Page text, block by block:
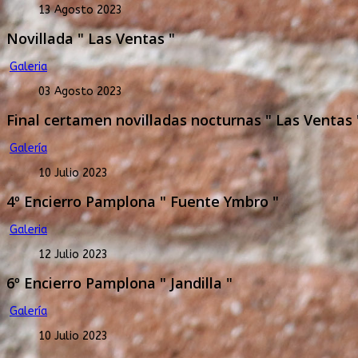
13 Agosto 2023
Novillada " Las Ventas "
Galeria
03 Agosto 2023
Final certamen novilladas nocturnas " Las Ventas
Galería
10 Julio 2023
4º Encierro Pamplona " Fuente Ymbro "
Galeria
12 Julio 2023
6º Encierro Pamplona " Jandilla "
Galería
10 Julio 2023